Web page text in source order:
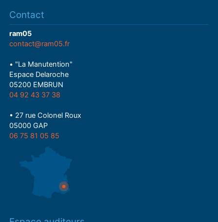
Contact
ram05
contact@ram05.fr
• "La Manutention"
Espace Delaroche
05200 EMBRUN
04 92 43 37 38
• 27 rue Colonel Roux
05000 GAP
06 75 81 05 85